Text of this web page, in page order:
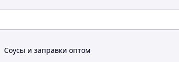
Соусы и заправки оптом